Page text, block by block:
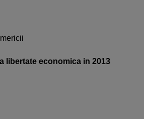
libertate economica in 2013